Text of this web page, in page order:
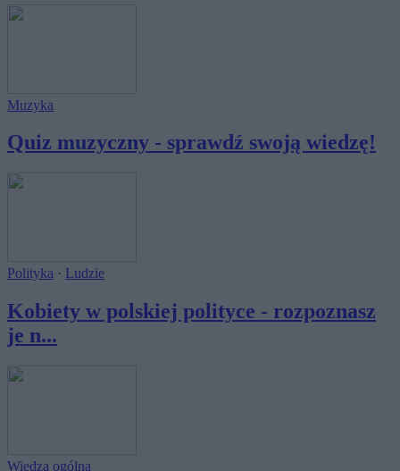
Muzyka
Quiz muzyczny - sprawdź swoją wiedzę!
Polityka · Ludzie
Kobiety w polskiej polityce - rozpoznasz
je n...
Wiedza ogólna